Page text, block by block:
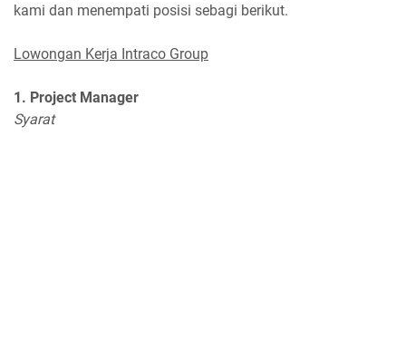
kami dan menempati posisi sebagi berikut.
Lowongan Kerja Intraco Group
1. Project Manager
Syarat